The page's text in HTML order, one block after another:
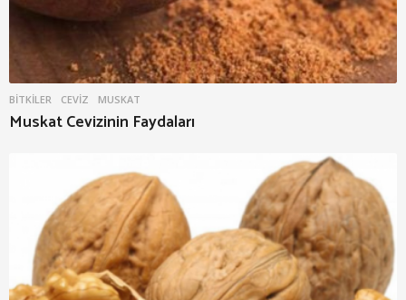
BITKILER CEVIZ ,MUSKAT
Muskat Cevizinin Faydaları